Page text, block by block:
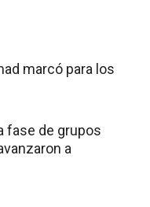
marcó para los
fase de grupos
a